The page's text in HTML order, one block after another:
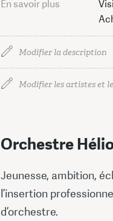
En savoir plus
Modifier la description
Modifier les artistes et
Orchestre
Jeunesse, ambition,
l’insertion
d’orchestre.